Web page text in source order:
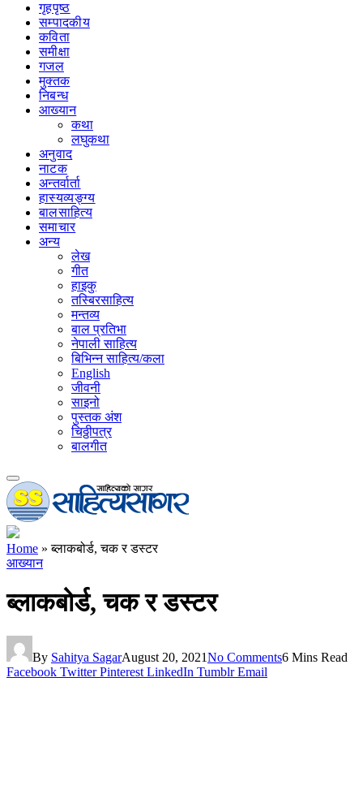
गृहपृष्‍ठ
सम्पादकीय
कविता
समीक्षा
गजल
मुक्तक
निबन्ध
आख्यान
कथा
लघुकथा
अनुवाद
नाटक
अन्तर्वार्ता
हास्यव्यङ्ग्य
बालसाहित्य
समाचार
अन्य
लेख
गीत
हाइकु
तस्बिरसाहित्य
मन्तव्य
बाल प्रतिभा
नेपाली साहित्य
बिभिन्न साहित्य/कला
English
जीवनी
साइनो
पुस्तक अंश
चिठ्ठीपत्र
बालगीत
Home »ब्लाकबोर्ड, चक र डस्टर
आख्यान
ब्लाकबोर्ड, चक र डस्टर
By Sahitya SagarAugust 20, 2021No Comments6 Mins Read
Facebook Twitter Pinterest LinkedIn Tumblr Email